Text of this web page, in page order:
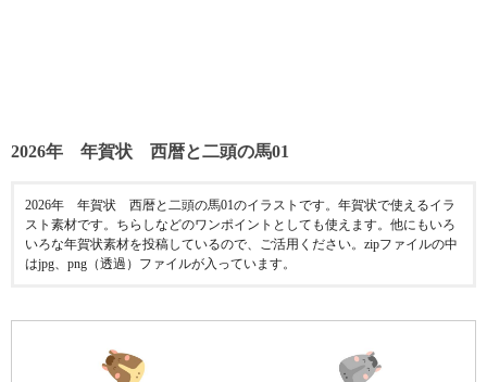
2026年 年賀状 西暦と二頭の馬01
2026年 年賀状 西暦と二頭の馬01のイラストです。年賀状で使えるイラ
スト素材です。ちらしなどのワンポイントとしても使えます。他にもいろ
いろな年賀状素材を投稿しているので、ご活用ください。zipファイルの中
はjpg、png（透過）ファイルが入っています。